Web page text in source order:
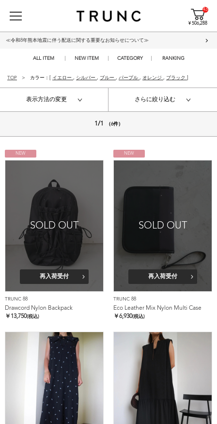
43
¥ 506,288
≪令和8年熊本地震に伴う配送に関する重要なお知らせについて≫
ALL ITEM NEW ITEM CATEGORY RANKING
TOP カラー：[ イエロー , シルバー , ブルー , パープル , オレンジ , ブラック
表示方法の変更 さらに絞り込む
1/1 （6件）
NEW
SOLD OUT
再入荷受付
TRUNC 88
Drawcord Nylon Backpack
￥ 13,750(税込)
NEW
SOLD OUT
再入荷受付
TRUNC 88
Eco Leather Mix Nylon Multi Case
￥6,930(税込)